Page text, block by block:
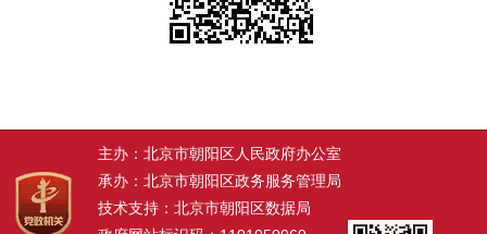
主办：北京市朝阳区人民政府办公室
承办：北京市朝阳区政务服务管理局
技术支持：北京市朝阳区数据局